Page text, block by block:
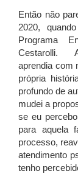
Então não
2020,
Programa
Cestarolli. A
aprendia com
própria
profundo de
mudei a
se eu
para aquela
processo,
atendimento
tenho